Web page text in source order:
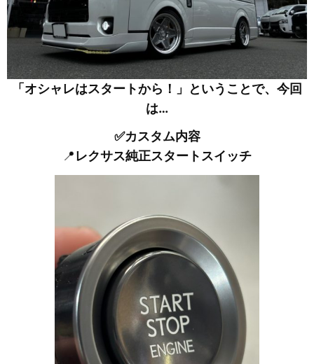
「オシャレはスタートから！」ということで、今回
は…
✅カスタム内容
📍レクサス純正スタートスイッチ